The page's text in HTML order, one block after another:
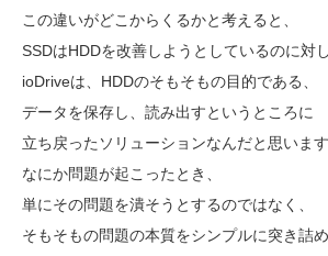
この違いがどこからくるかと考えると、
SSDはHDDを改善しようとしているのに対し
ioDriveは、HDDのそもそもの目的である、
データを保存し、読み出すというところに
立ち戻ったソリューションなんだと思います
なにか問題が起こったとき、
単にその問題を潰そうとするのではなく、
そもそもの問題の本質をシンプルに突き詰め